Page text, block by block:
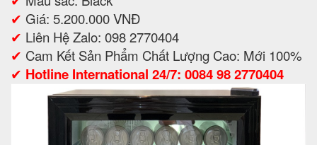
✔ Giá: 5.200.000 VNĐ
✔ Liên Hệ Zalo: 098 2770404
✔ Cam Kết Sản Phẩm Chất Lượng Cao: Mới 100%
✔ Hotline International 24/7: 0084 98 2770404